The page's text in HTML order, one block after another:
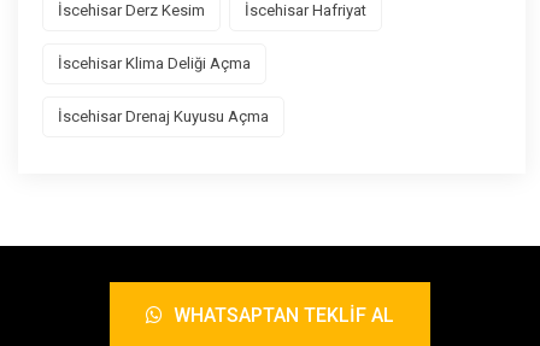
İscehisar Derz Kesim İscehisar Hafriyat
İscehisar Klima Deliği Açma
İscehisar Drenaj Kuyusu Açma
WHATSAPTAN TEKLIF AL